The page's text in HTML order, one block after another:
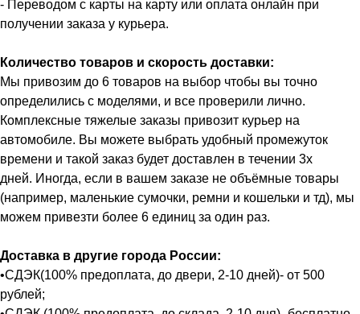
- Переводом с карты на карту или оплата онлайн при
получении заказа у курьера.
Количество товаров и скорость доставки:
Мы привозим до 6 товаров на выбор чтобы вы точно
определились с моделями, и все проверили лично.
Комплексные тяжелые заказы привозит курьер на
автомобиле. Вы можете выбрать удобный промежуток
времени и такой заказ будет доставлен в течении 3х
дней. Иногда, если в вашем заказе не объёмные товары
(например, маленькие сумочки, ремни и кошельки и тд), мы
можем привезти более 6 единиц за один раз.
Доставка в другие города России:
•СДЭК(100% предоплата, до двери, 2-10 дней)- от 500
рублей;